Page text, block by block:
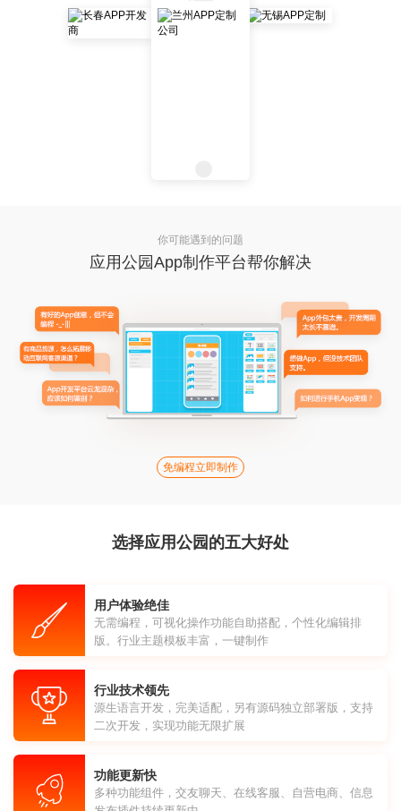
你可能遇到的问题
应用公园App制作平台帮你解决
免编程立即制作
选择应用公园的五大好处
用户体验绝佳
无需编程，可视化操作功能自助搭配，个性化编辑排
版。行业主题模板丰富，一键制作
行业技术领先
源生语言开发，完美适配，另有源码独立部署版，支持
二次开发，实现功能无限扩展
功能更新快
多种功能组件，交友聊天、在线客服、自营电商、信息